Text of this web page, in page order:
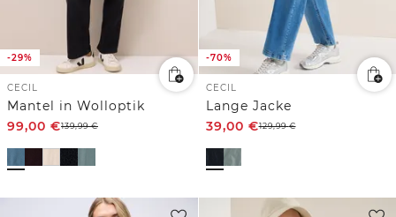
-29%
CECIL
Mantel in Wolloptik
99,00 €139,99€
-70%
CECIL
Lange Jacke
39,00 €129,99€